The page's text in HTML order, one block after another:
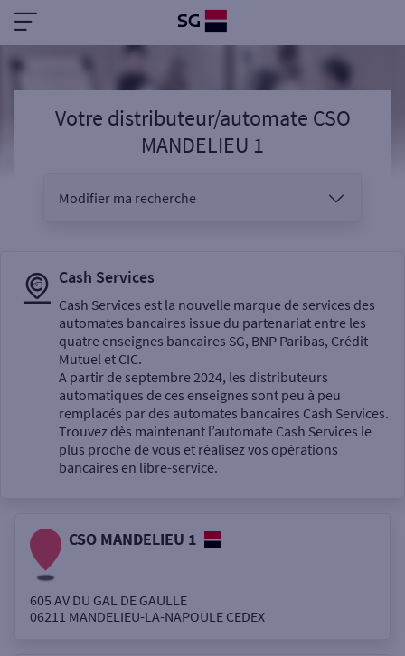
Votre distributeur/automate CSO
MANDELIEU 1
Modifier ma recherche
Sélectionnez votre recherche
Un service
Autour de moi
Cash Services
Cash Services est la nouvelle marque de services des
automates bancaires issue du partenariat entre les
quatre enseignes bancaires SG, BNP Paribas, Crédit
Mutuel et CIC.
A partir de septembre 2024, les distributeurs
automatiques de ces enseignes sont peu à peu
remplacés par des automates bancaires Cash Services.
Trouvez dès maintenant l’automate Cash Services le
plus proche de vous et réalisez vos opérations
bancaires en libre-service.
CSO MANDELIEU 1
605 AV DU GAL DE GAULLE
06211 MANDELIEU-LA-NAPOULE CEDEX